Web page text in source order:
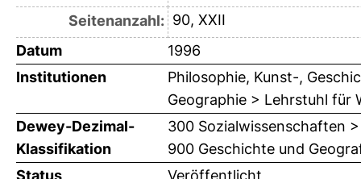
Seitenanzahl: 90, XXII
Datum
1996
Institutionen
Philosophie, Kunst-,
Geographie > Lehrstuhl für
Dewey-Dezimal-
Klassifikation
300 Sozialwissenschaften
900 Geschichte und
Status
Veröffentlicht